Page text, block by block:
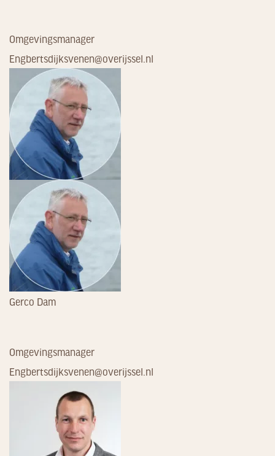
Omgevingsmanager
Engbertsdijksvenen@overijssel.nl
Gerco Dam
Omgevingsmanager
Engbertsdijksvenen@overijssel.nl